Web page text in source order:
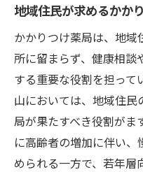
地域コミュニティ
役割と神奈川県綾
地域医療にお
け
綾瀬市早川城
地域住民との
コミュニティ
地域住民が求めるかか
かかりつけ薬局は、地域
所に留まらず、健康相
する重要な役割を担って
山においては、地域住民
局が果たすべき役割がま
に高齢者の増加に伴い
められる一方で、若年層